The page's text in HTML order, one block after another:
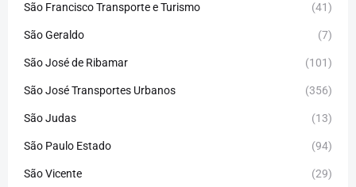
São Francisco Transporte e Turismo (41)
São Geraldo (7)
São José de Ribamar (101)
São José Transportes Urbanos (356)
São Judas (13)
São Paulo Estado (94)
São Vicente (29)